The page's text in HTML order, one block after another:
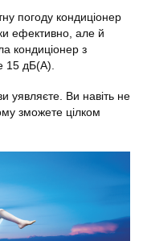
погоду кондиціонер
ефективно, але й
кондиціонер з
дБ(A).
уявляєте. Ви навіть не
зможете цілком